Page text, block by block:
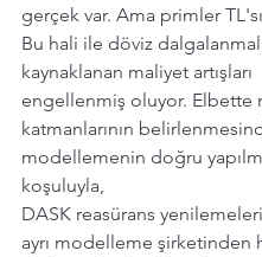
gerçek var. Ama primler
Bu hali ile döviz
kaynaklanan maliyet artışları
engellenmiş oluyor. Elbette
katmanlarının
modellemenin doğru
koşuluyla,
DASK reasürans
ayrı modelleme şirketinden